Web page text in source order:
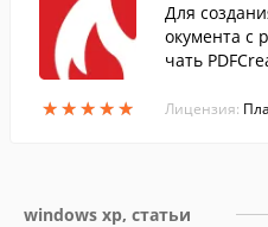
★★★★★
★★★★★
Для
окумента с
чать
орде или
Лицензия:
windows xp, статьи